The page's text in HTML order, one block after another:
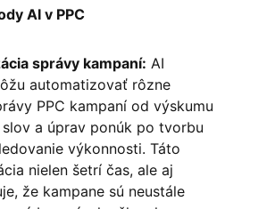
AI v PPC
správy kampaní: AI
automatizovať rôzne
PPC kampaní od výskumu
a úprav ponúk po tvorbu
výkonnosti. Táto
nielen šetrí čas, ale aj
že kampane sú neustále